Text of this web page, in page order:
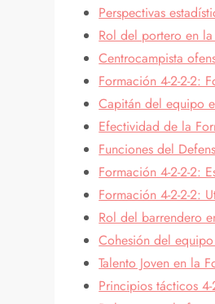
Perspectivas
Rol del portero en
Centrocampista
Formación 4-2-2-2:
Capitán del equipo
Efectividad de la
Funciones del
Formación 4-2-2-2:
Formación 4-2-2-2:
Rol del barrendero
Cohesión del
Talento Joven en la
Principios tácticos